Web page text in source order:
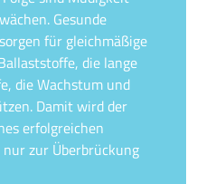
Gesunde
für gleichmäßige
die lange
die Wachstum und
Damit wird der
erfolgreichen
zur Überbrückung